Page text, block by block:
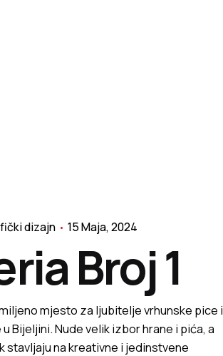
dizajn 15 Maja, 2024
Broj 1
mjesto za ljubitelje vrhunske pice i
Bijeljini. Nude velik izbor hrane i pića, a
stavljaju na kreativne i jedinstvene